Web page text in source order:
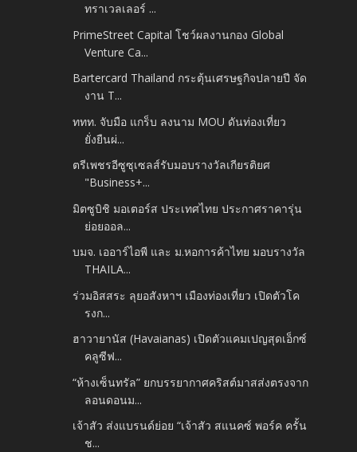
ทราเวลเลอร์ ...
PrimeStreet Capital โชว์ผลงานกอง Global
Venture Ca...
Bartercard Thailand กระตุ้นเศรษฐกิจปลายปี จัด
งาน T...
ททท. จับมือ แกร็บ ลงนาม MOU ดันท่องเที่ยว
ยั่งยืนผ่...
ตรีเพชรอีซูซุเซลส์รับมอบรางวัลเกียรติยศ
"Business+...
มิตซูบิชิ มอเตอร์ส ประเทศไทย ประกาศราคารุ่น
ย่อยออล...
บมจ. เออาร์ไอพี และ ม.หอการค้าไทย มอบรางวัล
THAILA...
ร่วมอิสสระ ลุยอสังหาฯ เมืองท่องเที่ยว เปิดตัวโค
รงก...
ฮาวายานัส (Havaianas) เปิดตัวแคมเปญสุดเอ็กซ์
คลูซีฟ...
“ห้างเซ็นทรัล” ยกบรรยากาศคริสต์มาสส่งตรงจาก
ลอนดอนม...
เจ้าสัว ส่งแบรนด์ย่อย “เจ้าสัว สแนคซ์ พอร์ค ครั้น
ช...